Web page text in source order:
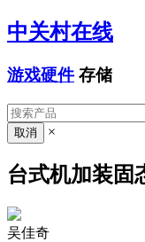
中关村在线
游戏硬件 存储
×
台式机加装固
吴佳奇